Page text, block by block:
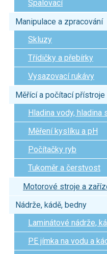
Spalovací
Manipulace a zpracování
Skluzy
Třídičky a přebírky
Vysazovací rukávy
Měřící a počítací přístroje
Hladina vody, hladina
Měření kyslíku a pH
Počítačky ryb
Tukoměr a čerstvost
Motorové stroje a
Nádrže, kádě, bedny
Laminátové nádrže,
PE jímka na vodu a